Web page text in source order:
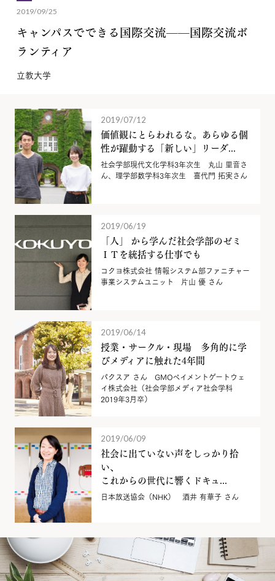
2019/09/25
キャンパスでできる国際交流——国際交流ボ
ランティア
立教大学
2019/07/12
価値観にとらわれるな。あらゆる個
性が躍動する「新しい」リーダ...
社会学部現代文化学科3年次生 丸山 里音さ
ん、理学部数学科3年次生 喜代門 拓実さん
2019/06/19
「人」 から学んだ社会学部のゼミ
ＩＴを統括する仕事でも
コクヨ株式会社 情報システム部ファニチャー
事業システムユニット 片山 優 さん
2019/06/14
授業・サークル・現場 多角的に学
びメディアに触れた4年間
パクスア さん GMOペイメントゲートウェ
イ株式会社（社会学部メディア社会学科
2019年3月卒）
2019/06/09
社会に出ていない声をしっかり拾
い、
これからの世代に響くドキュ...
日本放送協会（NHK） 酒井 有華子 さん